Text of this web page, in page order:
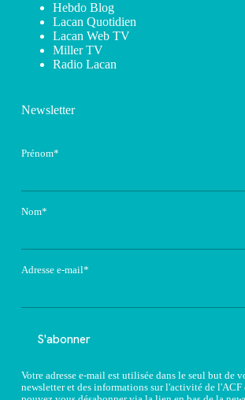
Hebdo Blog
Lacan Quotidien
Lacan Web TV
Miller TV
Radio Lacan
Newsletter
Prénom*
Nom*
Adresse e-mail*
Votre adresse e-mail est utilisée dans le seul but de
newsletter et des informations sur l'activité de l'ACF